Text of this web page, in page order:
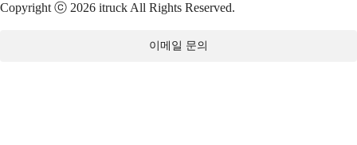
Copyright ⓒ 2026 itruck All Rights Reserved.
이메일 문의